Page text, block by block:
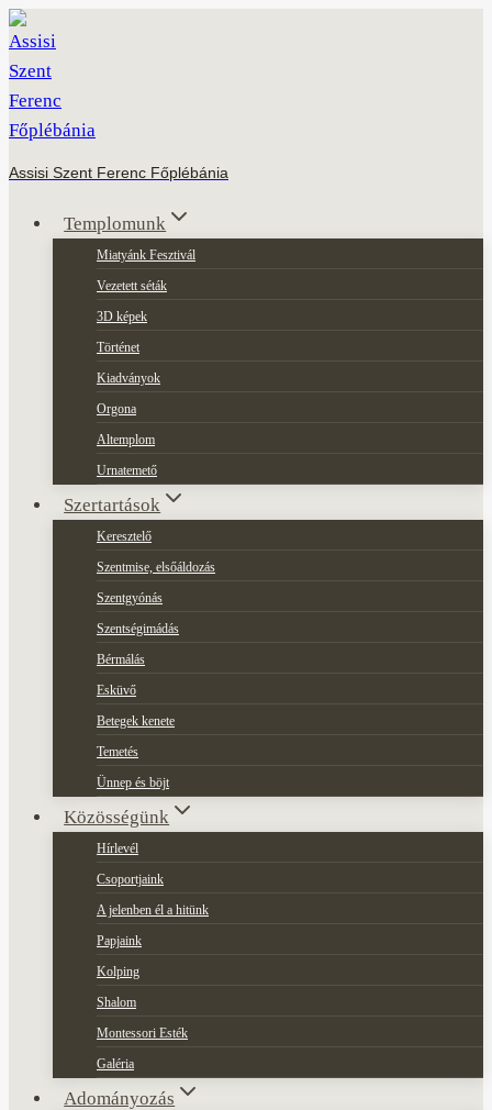
Skip
to
content
Assisi Szent Ferenc Főplébánia
Templomunk
Miatyánk Fesztivál
Vezetett séták
3D képek
Történet
Kiadványok
Orgona
Altemplom
Urnatemető
Szertartások
Keresztelő
Szentmise, elsőáldozás
Szentgyónás
Szentségimádás
Bérmálás
Esküvő
Betegek kenete
Temetés
Ünnep és böjt
Közösségünk
Hírlevél
Csoportjaink
A jelenben él a hitünk
Papjaink
Kolping
Shalom
Montessori Esték
Galéria
Adományozás